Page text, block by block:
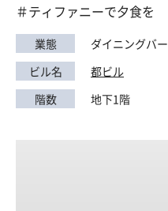
＃ティファニーで夕食を
業態
ダイニングバー
ビル名
都ビル
階数
地下1階